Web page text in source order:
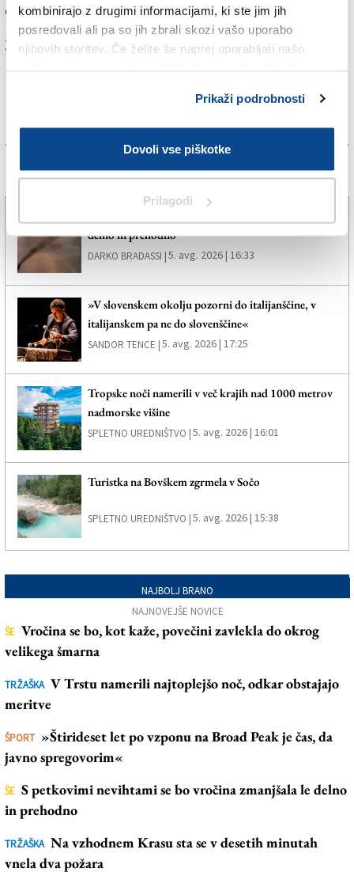
kombinirajo z drugimi informacijami, ki ste jim jih
posredovali ali pa so jih zbrali skozi vašo uporabo
njihovih storitev. Če želite še naprej uporabljati našo
Prikaži podrobnosti
Dovoli vse piškotke
Prilagodi
eden od teh dveh potnikov.
Za branje in pisanje komentarjevje potrebna prijava
Več novic
delno in prehodno
DARKO BRADASSI |5. avg. 2026 | 16:33
»V slovenskem okolju pozorni do italijanščine, v
italijanskem pa ne do slovenščine«
SANDOR TENCE |5. avg. 2026 | 17:25
Tropske noči namerili v več krajih nad 1000 metrov
nadmorske višine
SPLETNO UREDNIŠTVO |5. avg. 2026 | 16:01
Turistka na Bovškem zgrmela v Sočo
SPLETNO UREDNIŠTVO |5. avg. 2026 | 15:38
NAJBOLJ BRANO
NAJNOVEJŠE NOVICE
ŠE Vročina se bo, kot kaže, povečini zavlekla do okrog
velikega šmarna
TRŽAŠKA V Trstu namerili najtoplejšo noč, odkar obstajajo
meritve
ŠPORT »Štirideset let po vzponu na Broad Peak je čas, da
javno spregovorim«
ŠE S petkovimi nevihtami se bo vročina zmanjšala le delno
in prehodno
TRŽAŠKA Na vzhodnem Krasu sta se v desetih minutah
vnela dva požara